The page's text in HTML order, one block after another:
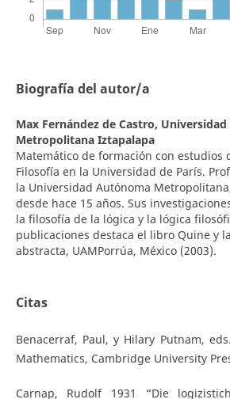
Biografía del autor/a
Max Fernández de Castro,
Metropolitana Iztapalapa
Matemático de formación con estudios
Filosofía en la Universidad de París.
la Universidad Autónoma
desde hace 15 años. Sus
la filosofía de la lógica y la lógica
publicaciones destaca el libro Quine y
abstracta, UAMPorrúa, México (2003).
Citas
Benacerraf, Paul, y Hilary Putnam,
Mathematics, Cambridge University
Carnap, Rudolf 1931 “Die